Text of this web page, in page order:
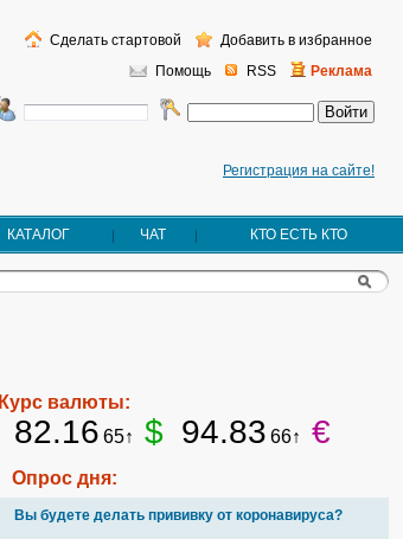
Регистрация на сайте!
Помощь RSS Реклама
Сделать стартовой Добавить в избранное
КАТАЛОГ ЧАТ КТО ЕСТЬ КТО
Курс валюты:
82.16 65↑ $ 94.83 66↑ €
Опрос дня:
Вы будете делать прививку от коронавируса?